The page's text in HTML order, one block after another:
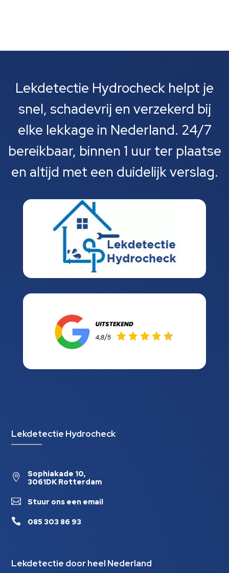
Lekdetectie Hydrocheck helpt je
snel, schadevrij en verzekerd bij
elke lekkage in Nederland. 24/7
bereikbaar, binnen 1 uur ter plaatse
en altijd met een duidelijk verslag.
Lekdetectie Hydrocheck

Sophiakade 10,
3061DK Rotterdam
 Stuur ons een email
 085 303 86 93
Lekdetectie door heel Nederland